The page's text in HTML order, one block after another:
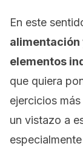
En este
elementos
que quiera
ejercicios
un vistazo a